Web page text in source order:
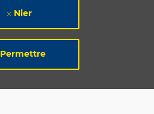
Nier
Permettre